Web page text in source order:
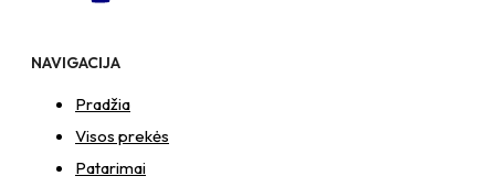
NAVIGACIJA
Pradžia
Visos prekės
Patarimai